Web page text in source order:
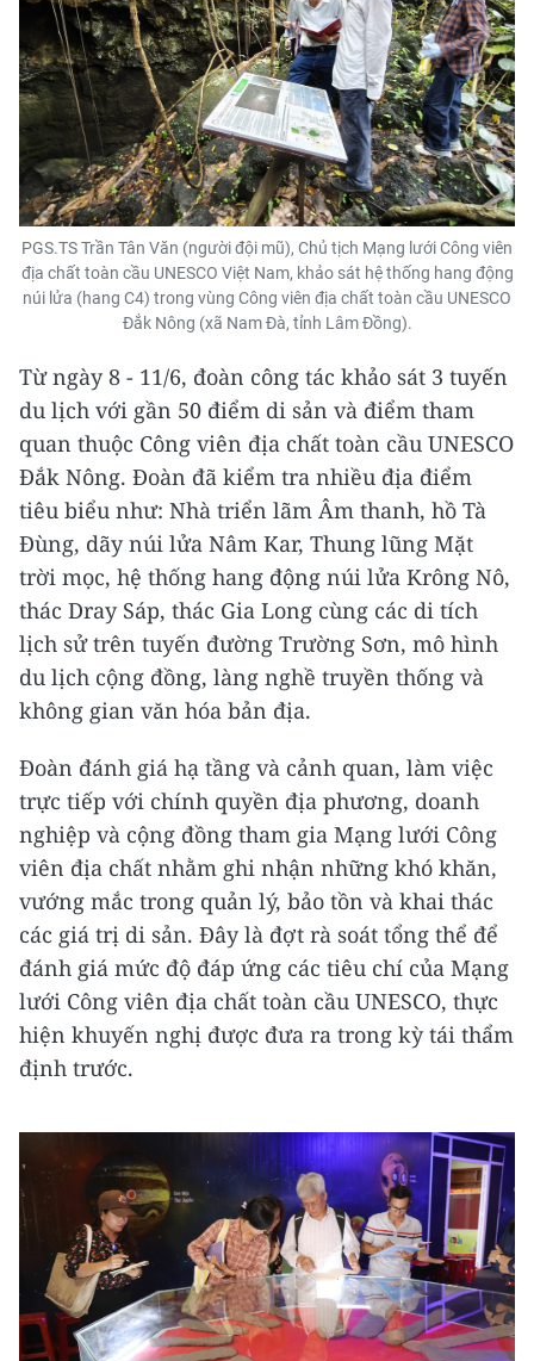
PGS.TS Trần Tân Văn (người đội mũ), Chủ tịch Mạng lưới Công viên
địa chất toàn cầu UNESCO Việt Nam, khảo sát hệ thống hang động
núi lửa (hang C4) trong vùng Công viên địa chất toàn cầu UNESCO
Đắk Nông (xã Nam Đà, tỉnh Lâm Đồng).
Từ ngày 8 - 11/6, đoàn công tác khảo sát 3 tuyến
du lịch với gần 50 điểm di sản và điểm tham
quan thuộc Công viên địa chất toàn cầu UNESCO
Đắk Nông. Đoàn đã kiểm tra nhiều địa điểm
tiêu biểu như: Nhà triển lãm Âm thanh, hồ Tà
Đùng, dãy núi lửa Nâm Kar, Thung lũng Mặt
trời mọc, hệ thống hang động núi lửa Krông Nô,
thác Dray Sáp, thác Gia Long cùng các di tích
lịch sử trên tuyến đường Trường Sơn, mô hình
du lịch cộng đồng, làng nghề truyền thống và
không gian văn hóa bản địa.
Đoàn đánh giá hạ tầng và cảnh quan, làm việc
trực tiếp với chính quyền địa phương, doanh
nghiệp và cộng đồng tham gia Mạng lưới Công
viên địa chất nhằm ghi nhận những khó khăn,
vướng mắc trong quản lý, bảo tồn và khai thác
các giá trị di sản. Đây là đợt rà soát tổng thể để
đánh giá mức độ đáp ứng các tiêu chí của Mạng
lưới Công viên địa chất toàn cầu UNESCO, thực
hiện khuyến nghị được đưa ra trong kỳ tái thẩm
định trước.